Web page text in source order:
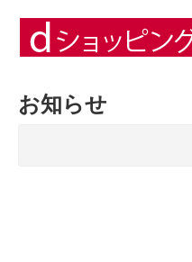
お知らせ